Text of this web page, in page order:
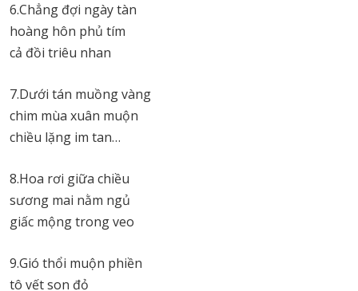
6.Chẳng đợi ngày tàn
hoàng hôn phủ tím
cả đồi triêu nhan
7.Dưới tán muồng vàng
chim mùa xuân muộn
chiều lặng im tan…
8.Hoa rơi giữa chiều
sương mai nằm ngủ
giấc mộng trong veo
9.Gió thổi muộn phiền
tô vết son đỏ